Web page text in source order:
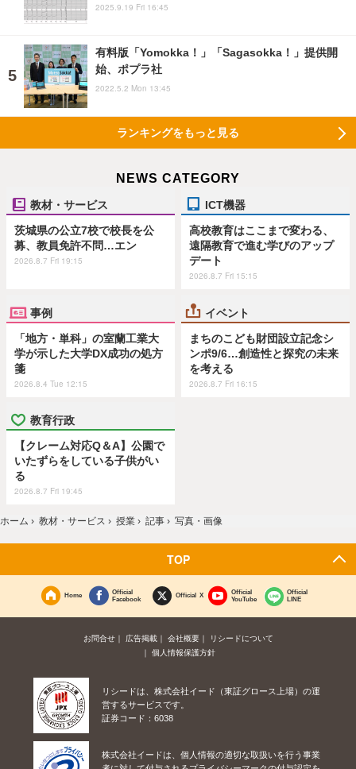
2025.9.19 Fri 16:45
有料版「Yomokka！」「Sagasokka！」提供開
始、ポプラ社
2022.5.2 Mon 13:45
ランキングをもっと見る
NEWS CATEGORY
教材・サービス
茨城県の公立7校で校長を公
募、教員免許不問…エン
2026.8.7 Fri 19:15
ICT機器
高校教育はここまで変わる、
遠隔教育で進む学びのアップ
デート
2026.8.7 Fri 15:15
事例
「地方・単科」の室蘭工業大
学が示した大学DX成功の処方
箋
2026.8.4 Tue 12:15
イベント
まちのこども財団設立記念シ
ンポ9/6…創造性と探究の未来
を考える
2026.8.7 Fri 16:15
教育行政
【クレーム対応Q＆A】公園で
いたずらをしている子供がい
る
2026.8.7 Fri 19:45
ホーム › 教材・サービス › 授業 › 記事 › 写真・画像
TOP
Home
Official
Facebook
Official X
Official
YouTube
Official
LINE
お問合せ 広告掲載 会社概要
リシードについて
個人情報保護方針
リシードは、株式会社イード（東証グロース上場）の運
営するサービスです。
証券コード：6038
株式会社イードは、個人情報の適切な取扱いを行う事業